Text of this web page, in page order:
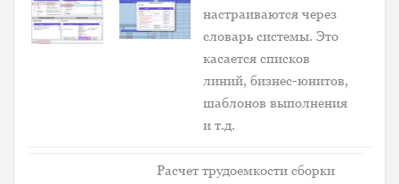
настраиваются через
словарь системы. Это
касается списков
линий, бизнес-юнитов,
шаблонов выполнения
и т.д.
Расчет трудоемкости сборки